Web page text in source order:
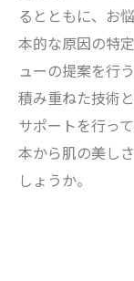
るとともに、お
本的な原因の特
ューの提案を行
積み重ねた技術
サポートを行っ
本から肌の美し
しょうか。